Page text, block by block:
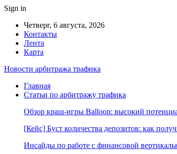
Sign in
Четверг, 6 августа, 2026
Контакты
Лента
Карта
Новости арбитража трафика
Главная
Статьи по арбитражу трафика
Обзор краш-игры Balloon: высокий
[Кейс] Буст количества депозитов: как
Инсайды по работе с финансовой